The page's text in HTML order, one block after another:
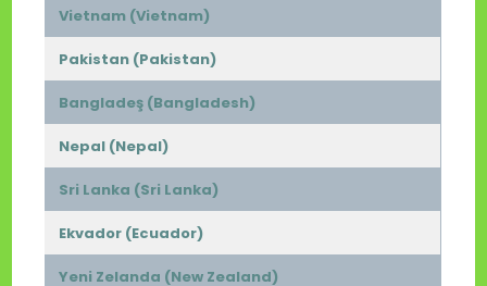
Vietnam (Vietnam)
Pakistan (Pakistan)
Bangladeş (Bangladesh)
Nepal (Nepal)
Sri Lanka (Sri Lanka)
Ekvador (Ecuador)
Yeni Zelanda (New Zealand)